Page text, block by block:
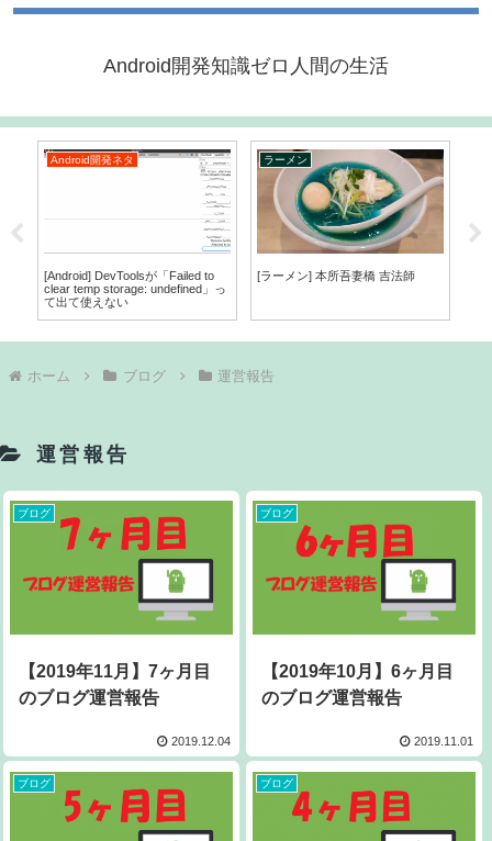
Android開発知識ゼロ人間の生活
Android開発ネタ
[Android] DevToolsが「Failed to
clear temp storage: undefined」っ
て出て使えない
ラーメン
[ラーメン] 本所吾妻橋 吉法師
ホーム ブログ 運営報告
運営報告
ブログ
【2019年11月】7ヶ月目
のブログ運営報告
2019.12.04
ブログ
【2019年10月】6ヶ月目
のブログ運営報告
2019.11.01
ブログ ブログ